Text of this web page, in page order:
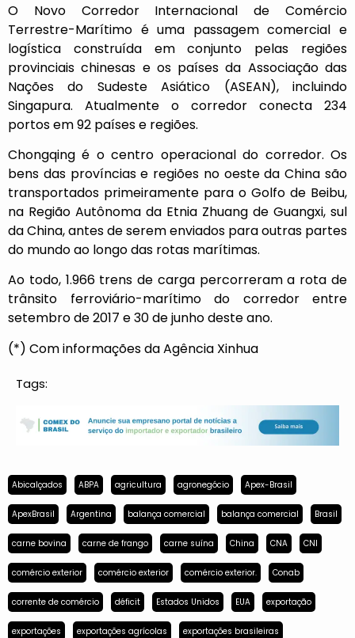
O Novo Corredor Internacional de Comércio
Terrestre-Marítimo é uma passagem comercial e
logística construída em conjunto pelas regiões
provinciais chinesas e os países da Associação das
Nações do Sudeste Asiático (ASEAN), incluindo
Singapura. Atualmente o corredor conecta 234
portos em 92 países e regiões.
Chongqing é o centro operacional do corredor. Os
bens das províncias e regiões no oeste da China são
transportados primeiramente para o Golfo de Beibu,
na Região Autônoma da Etnia Zhuang de Guangxi, sul
da China, antes de serem enviados para outras partes
do mundo ao longo das rotas marítimas.
Ao todo, 1.966 trens de carga percorreram a rota de
trânsito ferroviário-marítimo do corredor entre
setembro de 2017 e 30 de junho deste ano.
(*) Com informações da Agência Xinhua
Tags:
Abicalçados ABPA agricultura agronegócio Apex-Brasil
ApexBrasil Argentina balança comercial balança comercial Brasil
carne bovina carne de frango carne suína China CNA CNI
comércio exterior comércio exterior comércio exterior. Conab
corrente de comércio déficit Estados Unidos EUA exportação
exportações exportações agrícolas exportações brasileiras